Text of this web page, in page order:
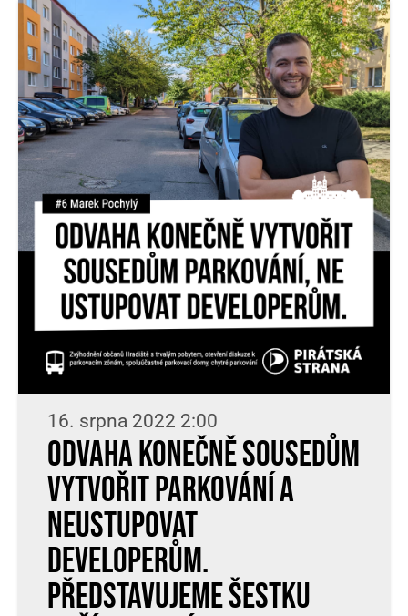
16. srpna 2022 2:00
Odvaha konečně sousedům
vytvořit parkování a
neustupovat
developerům.
Představujeme šestku